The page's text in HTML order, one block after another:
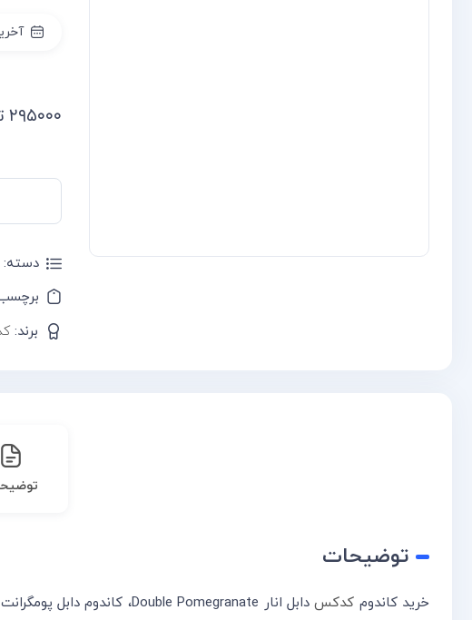
آخرین
۲۹۵۰۰۰
دسته:
برند:
توضیحات
خرید کاندوم کدکسدابل انار Double Pomegranate، کاندوم دابل پومگرانت کدکس، اثر تحریک کنندگی بیشتری دارد. به دلیل خاصیت منقبض کننده انار، این